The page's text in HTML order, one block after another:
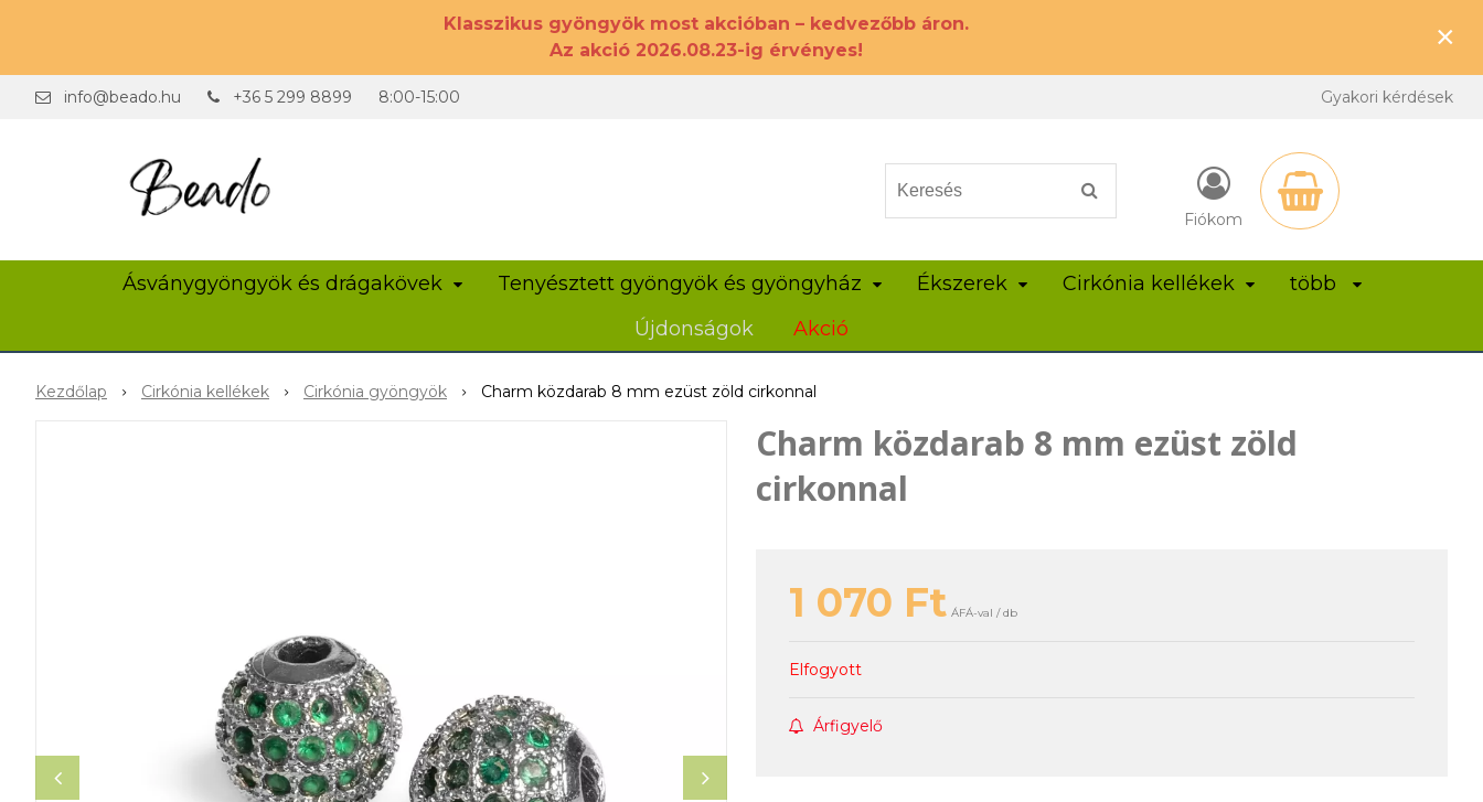
Klasszikus gyöngyök most akcióban – kedvezőbb áron.
Az akció 2026.08.23-ig érvényes!
×
info@beado.hu +36 5 299 8899 8:00-15:00 Gyakori kérdések
Fiókom
Ásványgyöngyök és drágakövek Tenyésztett gyöngyök és gyöngyház Ékszerek Cirkónia kellékek
több
Újdonságok
Akció
Kezdőlap Cirkónia kellékek Cirkónia gyöngyök Charm közdarab 8 mm ezüst zöld cirkonnal
Charm közdarab 8 mm ezüst zöld
cirkonnal
1 070 Ft ÁFÁ-val / db
Elfogyott
Árfigyelő